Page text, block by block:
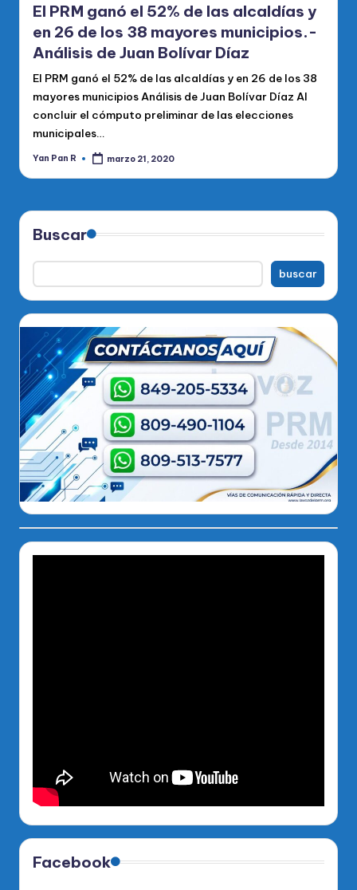
El PRM ganó el 52% de las alcaldías y
en 26 de los 38 mayores municipios.-
Análisis de Juan Bolívar Díaz
El PRM ganó el 52% de las alcaldías y en 26 de los 38
mayores municipios Análisis de Juan Bolívar Díaz Al
concluir el cómputo preliminar de las elecciones
municipales…
Publicado
Yan Pan R marzo 21, 2020
Buscar
buscar
Facebook